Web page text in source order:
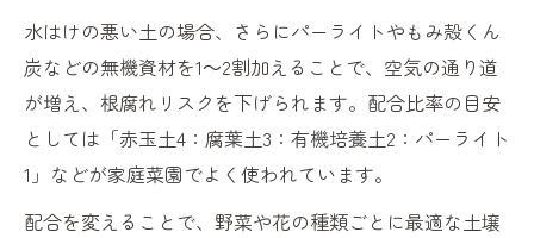
水はけの悪い土の場合、さらにパーライトやもみ殻くん
炭などの無機資材を1～2割加えることで、空気の通り道
が増え、根腐れリスクを下げられます。配合比率の目安
としては「赤玉土4：腐葉土3：有機培養土2：パーライト
1」などが家庭菜園でよく使われています。
配合を変えることで、野菜や花の種類ごとに最適な土壌